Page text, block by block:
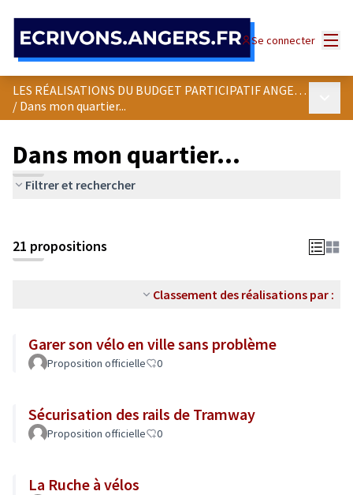
Se connecter
LES RÉALISATIONS DU BUDGET PARTICIPATIF ANGEVIN
/ Dans mon quartier...
Dans mon quartier...
Filtrer et rechercher
+
−
21 propositions
Classement des réalisations par :
Garer son vélo en ville sans problème
Proposition officielle 0
Sécurisation des rails de Tramway
Proposition officielle 0
La Ruche à vélos